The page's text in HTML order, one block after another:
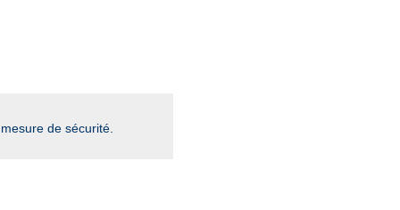
de sécurité.